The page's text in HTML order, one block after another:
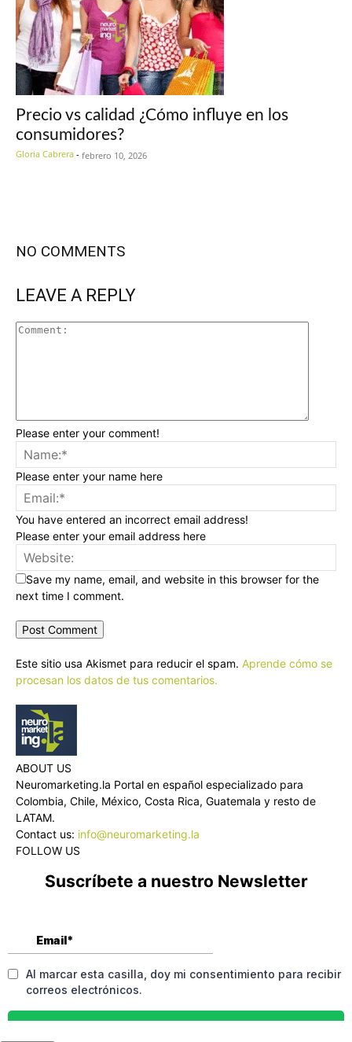
Precio vs calidad ¿Cómo influye en los
consumidores?
Gloria Cabrera - febrero 10, 2026
NO COMMENTS
LEAVE A REPLY
Please enter your comment!
Please enter your name here
You have entered an incorrect email address!
Please enter your email address here
Save my name, email, and website in this browser for the
next time I comment.
Este sitio usa Akismet para reducir el spam. Aprende cómo se
procesan los datos de tus comentarios.
ABOUT US
Neuromarketing.la Portal en español especializado para
Colombia, Chile, México, Costa Rica, Guatemala y resto de
LATAM.
Contact us: info@neuromarketing.la
FOLLOW US
Suscríbete a nuestro Newsletter